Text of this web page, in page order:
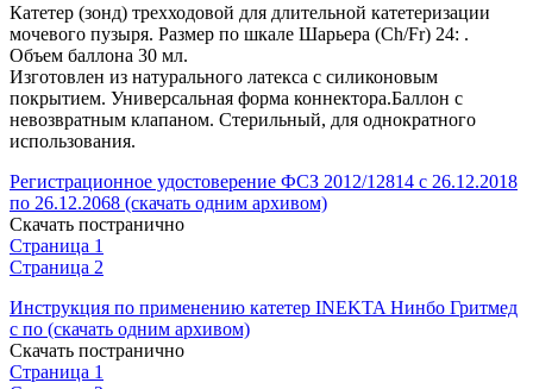
Катетер (зонд) трехходовой для длительной катетеризации
мочевого пузыря. Размер по шкале Шарьера (Ch/Fr) 24: .
Объем баллона 30 мл.
Изготовлен из натурального латекса с силиконовым
покрытием. Универсальная форма коннектора.Баллон с
невозвратным клапаном. Стерильный, для однократного
использования.
Регистрационное удостоверение ФСЗ 2012/12814 с 26.12.2018
по 26.12.2068 (скачать одним архивом)
Скачать постранично
Страница 1
Страница 2
Инструкция по применению катетер INEKTA Нинбо Гритмед
с по (скачать одним архивом)
Скачать постранично
Страница 1